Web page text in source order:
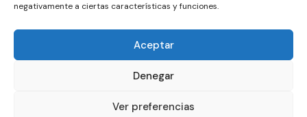
negativamente a ciertas características y funciones.
Aceptar
Denegar
Ver preferencias
© La Servilleta - El Blog de Paco Prieto